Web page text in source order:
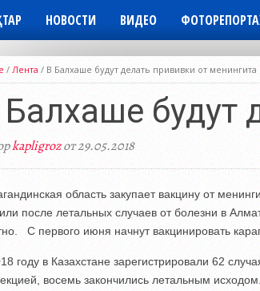
НОВОСТИ ВИДЕО
/ Лента / В Балхаше будут делать прививки от менингита
будут
kapligrozот 29.05.2018
область закупает вакцину от
после летальных случаев от болезни в
С первого июня начнут вакцинировать
году в Казахстане зарегистрировали 62
восемь закончились летальным